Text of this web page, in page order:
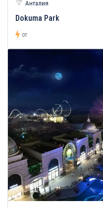
Анталия
Dokuma Park
от